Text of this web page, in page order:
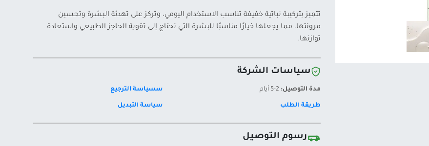
تتميز بتركيبة نباتية خفيفة تناسب الاستخدام اليومي، وتركز على تهدئة البشرة وتحسين
مرونتها، مما يجعلها خيارًا مناسبًا للبشرة التي تحتاج إلى تقوية الحاجز الطبيعي واستعادة
توازنها.
سياسات الشركة
مدة التوصيل: سسياسة الترجيع
طريقة الطلب سياسة التبديل
رسوم التوصيل